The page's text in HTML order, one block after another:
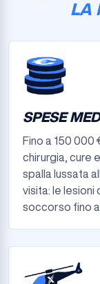
LA
SPESE
Fino a 150 000
chirurgia, cure
spalla lussata
visita: le
soccorso fino